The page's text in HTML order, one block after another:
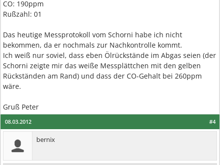
CO: 190ppm
Rußzahl: 01
Das heutige Messprotokoll vom Schorni habe ich nicht
bekommen, da er nochmals zur Nachkontrolle kommt.
Ich weiß nur soviel, dass eben Ölrückstände im Abgas seien (der
Schorni zeigte mir das weiße Messplättchen mit den gelben
Rückständen am Rand) und dass der CO-Gehalt bei 260ppm
wäre.
Gruß Peter
#4
08.03.2012
bernix